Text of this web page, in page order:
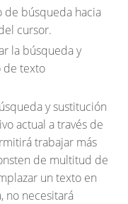
de búsqueda hacia
cursor.
la búsqueda y
de texto
y sustitución
actual a través de
trabajar más
de multitud de
un texto en
no necesitará